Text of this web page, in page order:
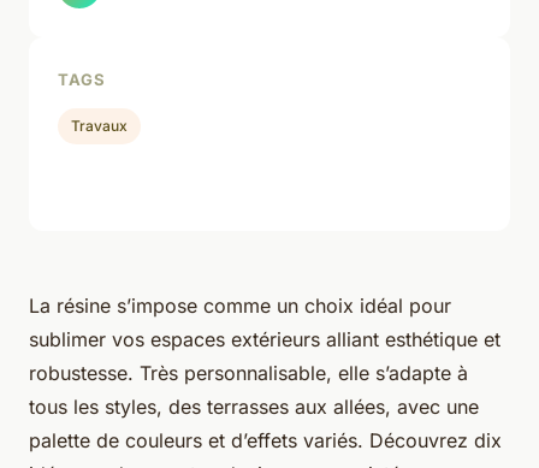
La résine s’impose comme un choix idéal pour
sublimer vos espaces extérieurs alliant esthétique et
robustesse. Très personnalisable, elle s’adapte à
tous les styles, des terrasses aux allées, avec une
palette de couleurs et d’effets variés. Découvrez dix
TAGS
Travaux